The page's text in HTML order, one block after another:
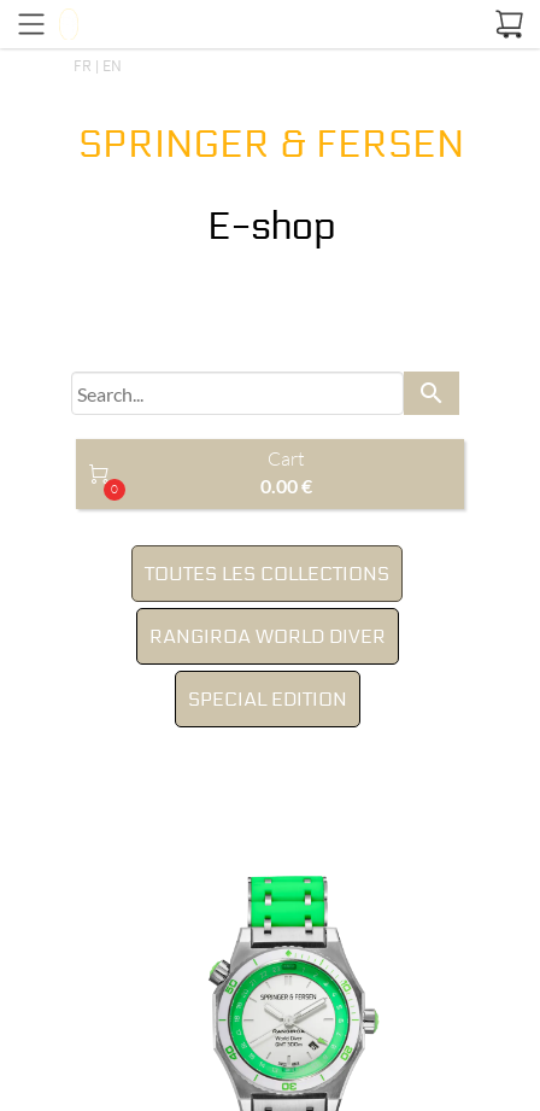
FR | EN
SPRINGER & FERSEN
E-shop
search

0
Cart
0.00 €
TOUTES LES COLLECTIONS
RANGIROA WORLD DIVER
SPECIAL EDITION